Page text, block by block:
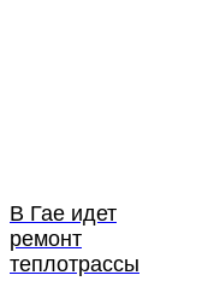
В Гае идет
ремонт
теплотрассы